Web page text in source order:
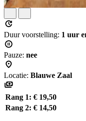
Duur voorstelling: 1 uur
Pauze: nee
Locatie: Blauwe Zaal
Rang 1: € 19,50
Rang 2: € 14,50